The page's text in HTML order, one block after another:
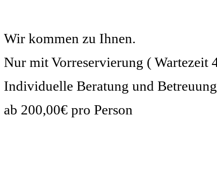
Wir kommen zu Ihnen.
Nur mit Vorreservierung ( Wartezeit
Individuelle Beratung und Betreuung
ab 200,00€ pro Person